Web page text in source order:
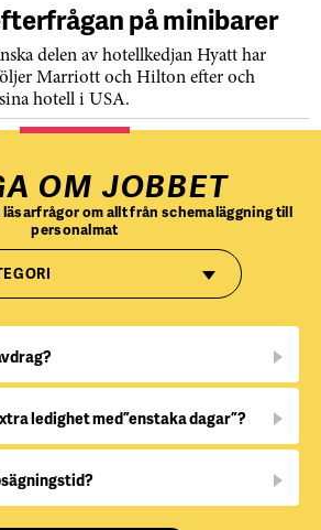
på minibarer
delen av hotellkedjan Hyatt har
Marriott och Hilton efter och
hotell i USA.
OM JOBBET
om allt från schemaläggning till
personalmat
ledighet med ”enstaka dagar”?